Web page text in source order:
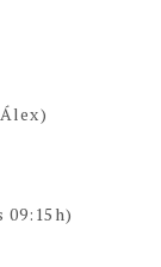
09:15h)